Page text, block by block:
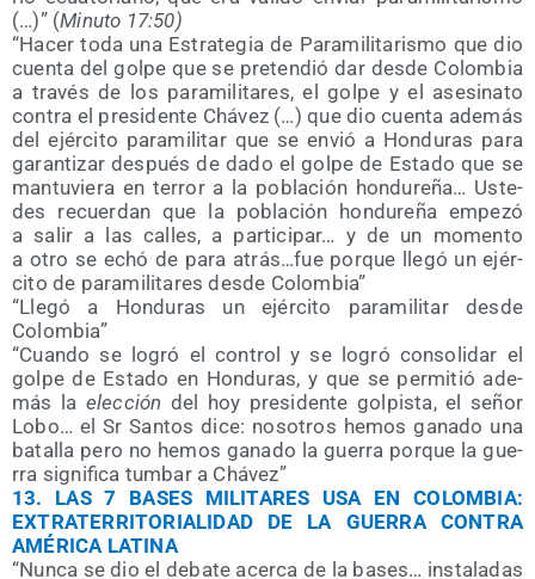
(…)” (Minu­to 17:50)
“Hacer toda una Estra­te­gia de Para­mi­li­ta­ris­mo que dio
cuen­ta del gol­pe que se pre­ten­dió dar des­de Colom­bia
a tra­vés de los para­mi­li­ta­res, el gol­pe y el ase­si­na­to
con­tra el pre­si­den­te Chá­vez (…) que dio cuen­ta ade­más
del ejér­ci­to para­mi­li­tar que se envió a Hon­du­ras para
garan­ti­zar des­pués de dado el gol­pe de Esta­do que se
man­tu­vie­ra en terror a la pobla­ción hon­du­re­ña… Uste­
des recuer­dan que la pobla­ción hon­du­re­ña empe­zó
a salir a las calles, a par­ti­ci­par… y de un momen­to
a otro se echó de para atrás…fue por­que lle­gó un ejér­
ci­to de para­mi­li­ta­res des­de Colombia”
“Lle­gó a Hon­du­ras un ejér­ci­to para­mi­li­tar des­de
Colombia”
“Cuan­do se logró el con­trol y se logró con­so­li­dar el
gol­pe de Esta­do en Hon­du­ras, y que se per­mi­tió ade­
más la elec­ción del hoy pre­si­den­te gol­pis­ta, el señor
Lobo… el Sr San­tos dice: noso­tros hemos gana­do una
bata­lla pero no hemos gana­do la gue­rra por­que la gue­
rra sig­ni­fi­ca tum­bar a Chávez”
13.
LAS 7 BASES MILITARES USA EN COLOMBIA:
EXTRATERRITORIALIDAD DE LA GUERRA CONTRA
AMÉRICA LATINA
“Nun­ca se dio el deba­te acer­ca de la bases… ins­ta­la­das